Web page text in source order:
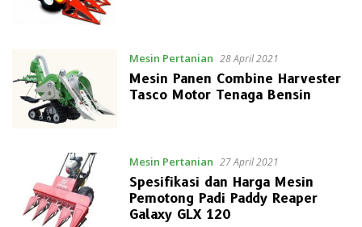
Mesin Pertanian 28 April 2021
Mesin Panen Combine Harvester
Tasco Motor Tenaga Bensin
Mesin Pertanian 27 April 2021
Spesifikasi dan Harga Mesin
Pemotong Padi Paddy Reaper
Galaxy GLX 120